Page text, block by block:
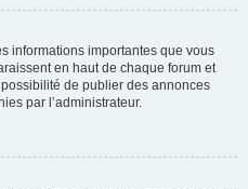
informations importantes que vous
en haut de chaque forum et
de publier des annonces
par l’administrateur.